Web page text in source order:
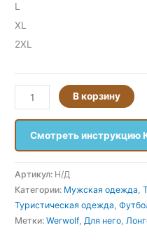
L
XL
2XL
В корзину
Смотреть инструкцию
Артикул: Н/Д
Категории: Мужская одежда,
Туристическая одежда,
Метки:Werwolf,Для него,